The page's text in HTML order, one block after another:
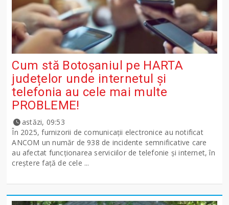
Cum stă Botoșaniul pe HARTA
județelor unde internetul și
telefonia au cele mai multe
PROBLEME!
astăzi, 09:53
În 2025, furnizorii de comunicații electronice au notificat
ANCOM un număr de 938 de incidente semnificative care
au afectat funcționarea serviciilor de telefonie și internet, în
creștere față de cele ...